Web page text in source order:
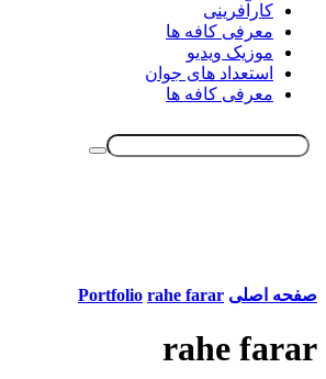
کارآفرینی
معرفی کافه ها
موزیک ویدیو
استعداد های جوان
معرفی کافه ها
صفحه اصلی Portfolio rahe farar
rahe farar